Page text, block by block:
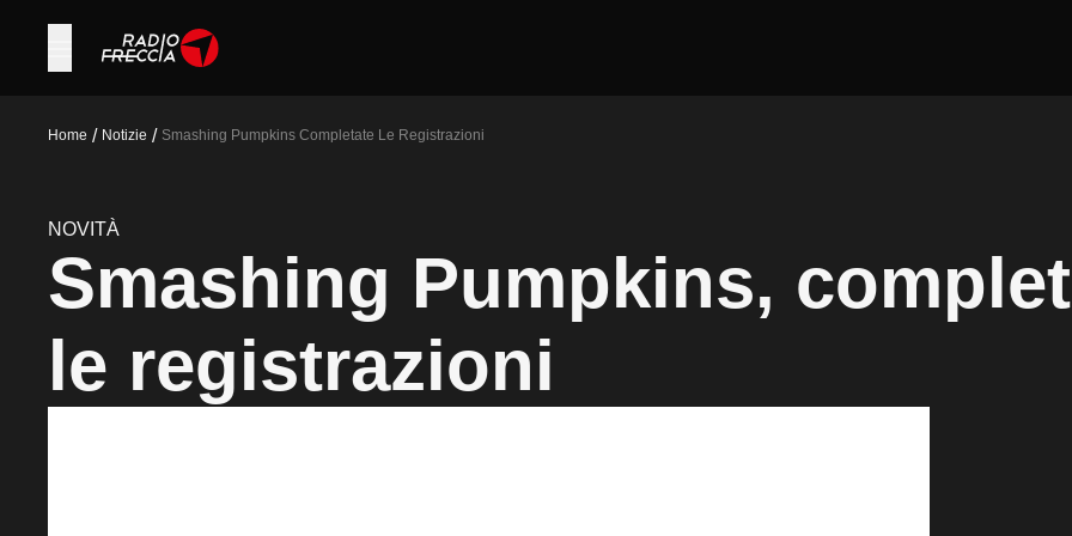
Home / Notizie / Smashing Pumpkins Completate Le Registrazioni
NOVITÀ
Smashing Pumpkins,
le registrazioni